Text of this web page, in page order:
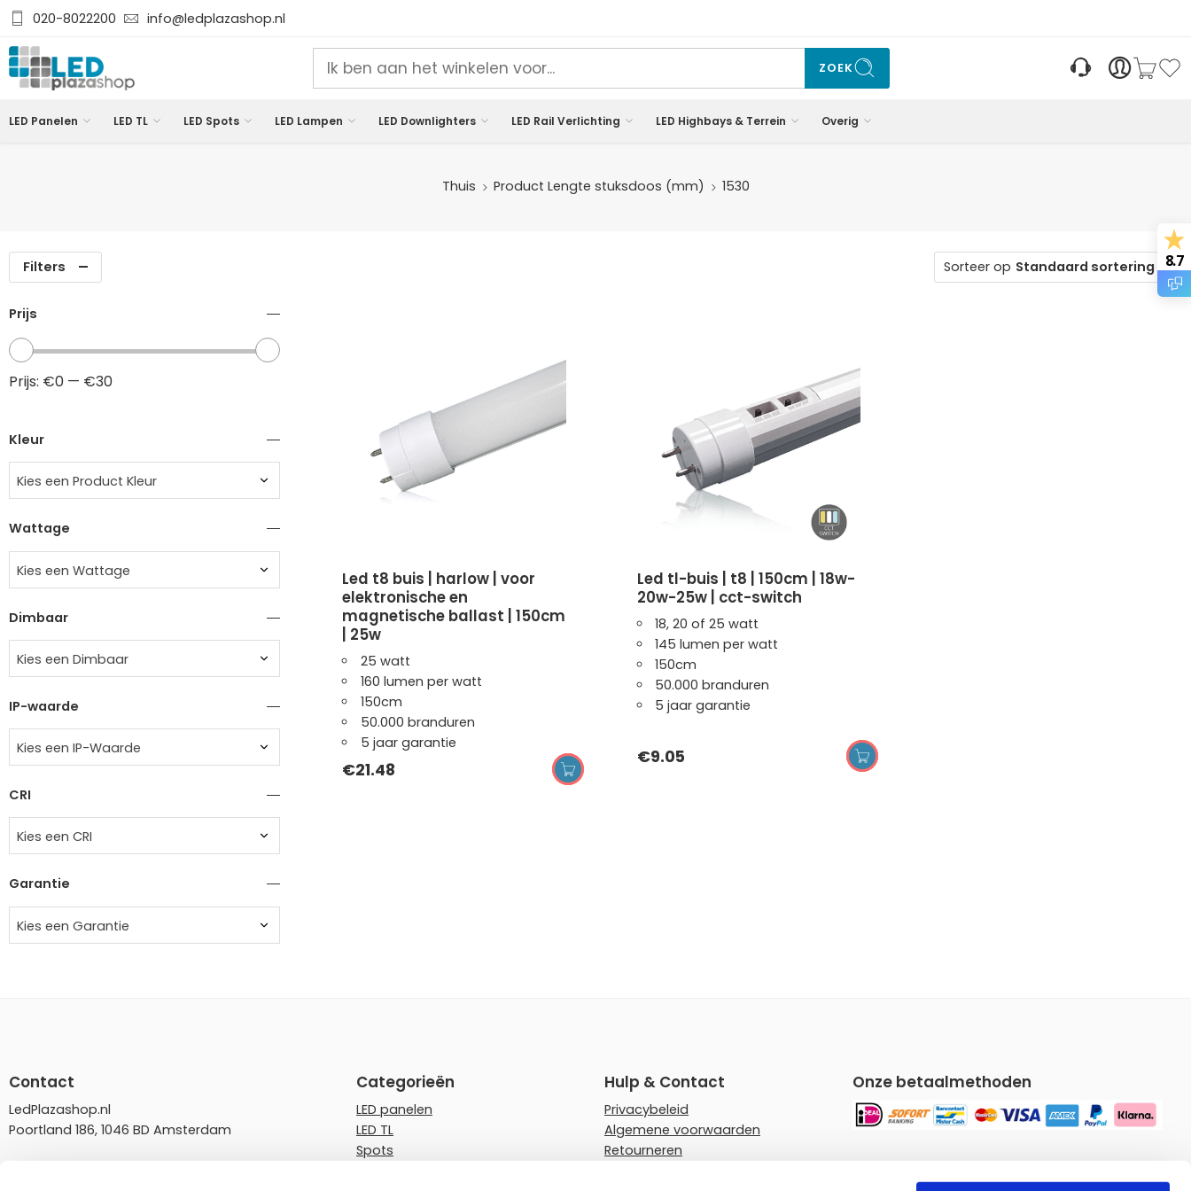
020-8022200 info@ledplazashop.nl
ZOEK
LED Panelen LED TL LED Spots LED Lampen LED Downlighters LED Rail Verlichting LED Highbays & Terrein Overig
Thuis Product Lengte stuksdoos (mm) 1530
Filters Sorteer op Standaard sortering
OPTIES SELECTEREN
led t8 buis | harlow | voor
elektronische en
magnetische ballast | 150cm
| 25w
25 watt
160 lumen per watt
150cm
50.000 branduren
5 jaar garantie
€21.48
TOEVOEGEN AAN WINKELWAGEN
led tl-buis | t8 | 150cm | 18w-
20w-25w | cct-switch
18, 20 of 25 watt
145 lumen per watt
150cm
50.000 branduren
5 jaar garantie
€9.05
Prijs
Prijs: €0 — €30
Kleur
Kies een Product Kleur
Wattage
Kies een Wattage
Dimbaar
Kies een Dimbaar
IP-waarde
Kies een IP-Waarde
CRI
Kies een CRI
Garantie
Kies een Garantie
Contact
LedPlazashop.nl
Poortland 186, 1046 BD Amsterdam
Categorieën
LED panelen
LED TL
Spots
Hulp & Contact
Privacybeleid
Algemene voorwaarden
Retourneren
Onze betaalmethoden
8.7